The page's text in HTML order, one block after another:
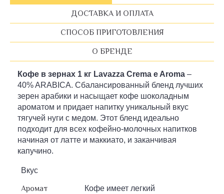
ДОСТАВКА И ОПЛАТА
СПОСОБ ПРИГОТОВЛЕНИЯ
О БРЕНДЕ
Кофе в зернах 1 кг Lavazza Crema e Aroma –
40% ARABICA. Cбалансированный бленд лучших
зерен арабики и насыщает кофе шоколадным
ароматом и придает напитку уникальный вкус
тягучей нуги с медом. Этот бленд идеально
подходит для всех кофейно-молочных напитков
начиная от латте и маккиато, и заканчивая
капучино.
Вкус
Аромат
Кофе имеет легкий